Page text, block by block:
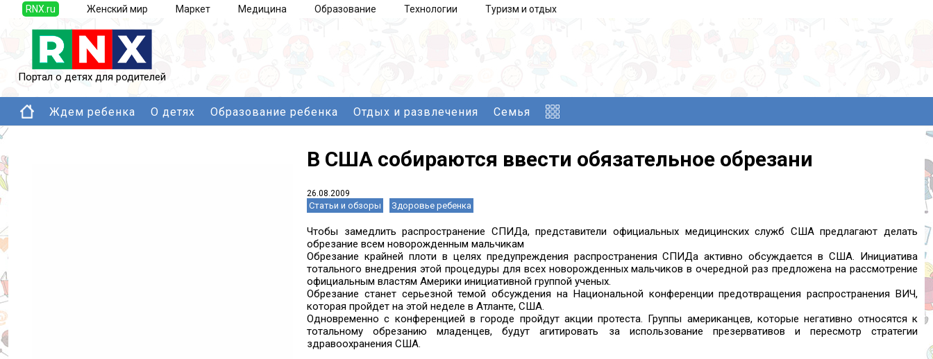
RNX.ru Женский мир Маркет Медицина Образование Технологии Туризм и отдых
Портал о детях для родителей
Ждем ребенка О детях Образование ребенка Отдых и развлечения Семья
В США собираются ввести обязательное обрезани
26.08.2009
Статьи и обзоры Здоровье ребенка
Чтобы замедлить распространение СПИДа, представители официальных медицинских служб США предлагают делать
обрезание всем новорожденным мальчикам
Обрезание крайней плоти в целях предупреждения распространения СПИДа активно обсуждается в США. Инициатива
тотального внедрения этой процедуры для всех новорожденных мальчиков в очередной раз предложена на рассмотрение
официальным властям Америки инициативной группой ученых.
Обрезание станет серьезной темой обсуждения на Национальной конференции предотвращения распространения ВИЧ,
которая пройдет на этой неделе в Атланте, США.
Одновременно с конференцией в городе пройдут акции протеста. Группы американцев, которые негативно относятся к
тотальному обрезанию младенцев, будут агитировать за использование презервативов и пересмотр стратегии
здравоохранения США.